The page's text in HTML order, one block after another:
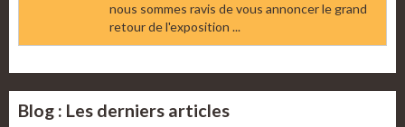
nous sommes ravis de vous annoncer le grand
retour de l'exposition ...
Blog : Les derniers articles